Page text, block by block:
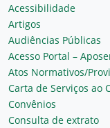
Acessibilidade
Artigos
Audiências Públicas
Acesso Portal –
Atos Normativos/
Carta de Serviços ao
Convênios
Consulta de extrato